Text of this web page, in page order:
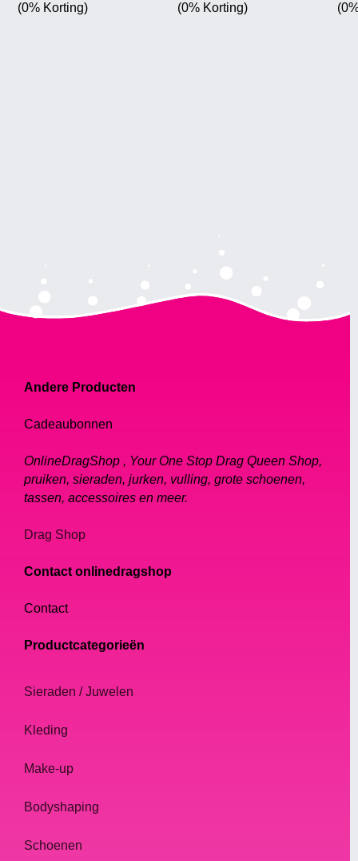
(0% Korting) (0% Korting)
Andere Producten
Cadeaubonnen
OnlineDragShop , Your One Stop Drag Queen Shop,
pruiken, sieraden, jurken, vulling, grote schoenen,
tassen, accessoires en meer.
Drag Shop
Contact onlinedragshop
Contact
Productcategorieën
Sieraden / Juwelen
Kleding
Make-up
Bodyshaping
Schoenen